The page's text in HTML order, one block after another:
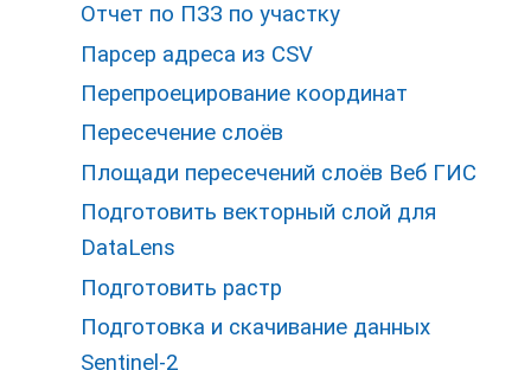
Отчет по ПЗЗ по участку
Парсер адреса из CSV
Перепроецирование координат
Пересечение слоёв
Площади пересечений слоёв Веб ГИС
Подготовить векторный слой для
DataLens
Подготовить растр
Подготовка и скачивание данных
Sentinel-2